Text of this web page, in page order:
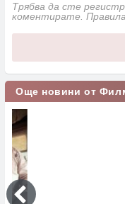
Трябва да сте
коментирате.
Още новини от